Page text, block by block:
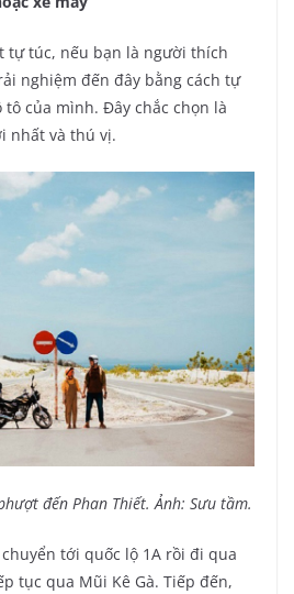
tự túc, nếu bạn là người thích
nghiệm đến đây bằng cách tự
của mình. Đây chắc chọn là
nhất và thú vị.
đến Phan Thiết. Ảnh: Sưu tầm.
tới quốc lộ 1A rồi đi qua
tục qua Mũi Kê Gà. Tiếp đến,